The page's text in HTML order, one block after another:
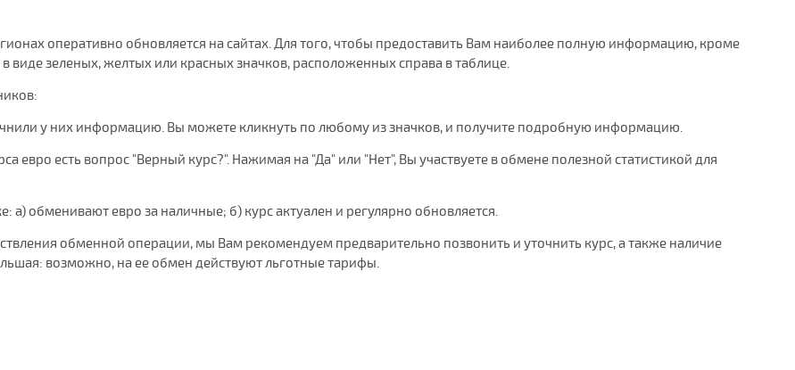
оперативно обновляется на сайтах. Для того, чтобы предоставить Вам наиболее полную информацию, кроме
зеленых, желтых или красных значков, расположенных справа в таблице.
у них информацию. Вы можете кликнуть по любому из значков, и получите подробную информацию.
евро есть вопрос "Верный курс?". Нажимая на "Да" или "Нет", Вы участвуете в обмене полезной статистикой для
а) обменивают евро за наличные; б) курс актуален и регулярно обновляется.
обменной операции, мы Вам рекомендуем предварительно позвонить и уточнить курс, а также наличие
возможно, на ее обмен действуют льготные тарифы.